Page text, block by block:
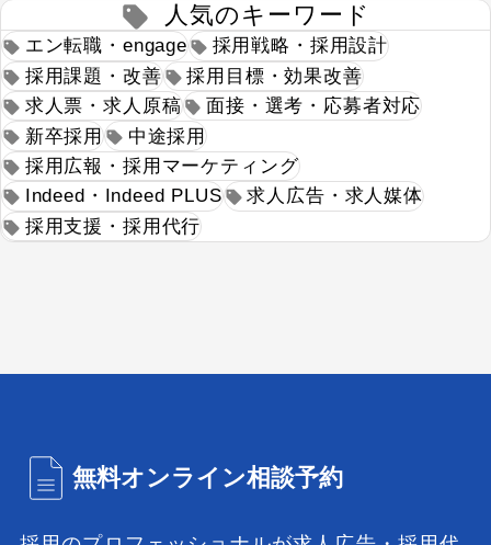
人気のキーワード
エン転職・engage
採用戦略・採用設計
採用課題・改善
採用目標・効果改善
求人票・求人原稿
面接・選考・応募者対応
新卒採用
中途採用
採用広報・採用マーケティング
Indeed・Indeed PLUS
求人広告・求人媒体
採用支援・採用代行
無料オンライン相談予約